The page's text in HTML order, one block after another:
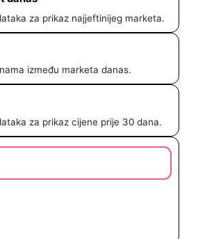
za prikaz najjeftinijeg marketa.
između marketa danas.
za prikaz cijene prije 30 dana.